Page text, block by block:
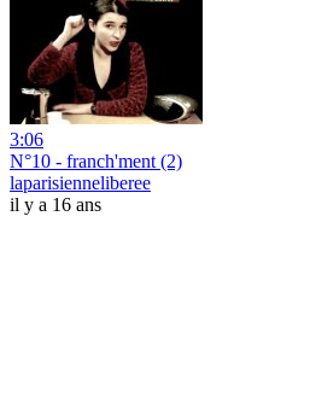
3:06
N°10 - franch'ment (2)
laparisienneliberee
il y a 16 ans